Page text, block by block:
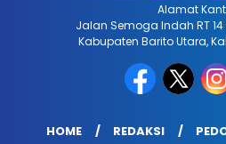
Alamat
Jalan Semoga Indah RT
Kabupaten Barito Utara,
HOME REDAKSI